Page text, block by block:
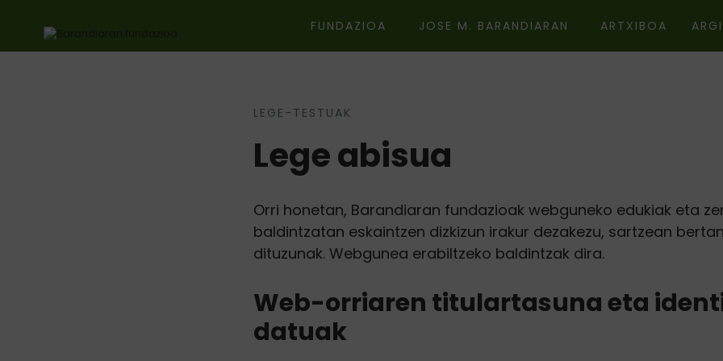
FUNDAZIOA JOSE M. BARANDIARAN ARTXIBOA
LEGE-TESTUAK
Lege abisua
Orri honetan, Barandiaran fundazioak webguneko edukiak eta
baldintzatan eskaintzen dizkizun irakur dezakezu, sartzean
dituzunak. Webgunea erabiltzeko baldintzak dira.
Web-orriaren titulartasuna eta
datuak